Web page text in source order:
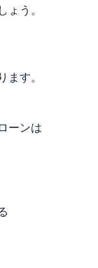
ょう。
ます。
ーンは